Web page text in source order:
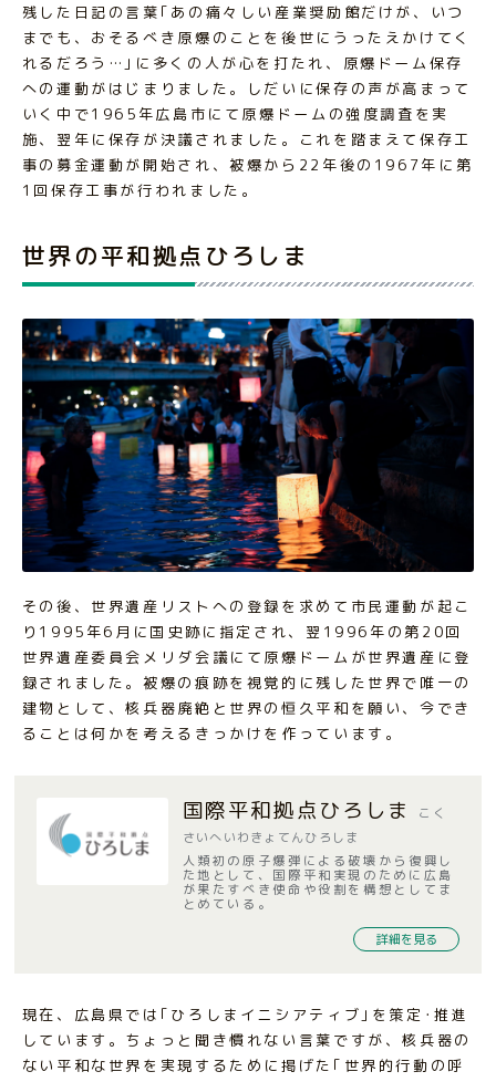
残した日記の言葉｢あの痛々しい産業奨励館だけが、いつ
までも、おそるべき原爆のことを後世にうったえかけてく
れるだろう…｣に多くの人が心を打たれ、原爆ドーム保存
への運動がはじまりました。しだいに保存の声が高まって
いく中で1965年広島市にて原爆ドームの強度調査を実
施、翌年に保存が決議されました。これを踏まえて保存工
事の募金運動が開始され、被爆から22年後の1967年に第
1回保存工事が行われました。
世界の平和拠点ひろしま
その後、世界遺産リストへの登録を求めて市民運動が起こ
り1995年6月に国史跡に指定され、翌1996年の第20回
世界遺産委員会メリダ会議にて原爆ドームが世界遺産に登
録されました。被爆の痕跡を視覚的に残した世界で唯一の
建物として、核兵器廃絶と世界の恒久平和を願い、今でき
ることは何かを考えるきっかけを作っています。
国際平和拠点ひろしま
こく
さいへいわきょてんひろしま
人類初の原子爆弾による破壊から復興し
た地として、国際平和実現のために広島
が果たすべき使命や役割を構想としてま
とめている。
詳細を見る
現在、広島県では｢ひろしまイニシアティブ｣を策定･推進
しています。ちょっと聞き慣れない言葉ですが、核兵器の
ない平和な世界を実現するために掲げた｢世界的行動の呼